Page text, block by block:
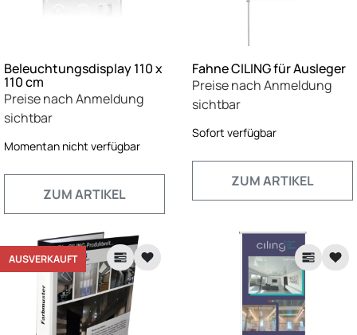
Beleuchtungsdisplay 110 x
110 cm
Preise nach Anmeldung
sichtbar
Momentan nicht verfügbar
ZUM ARTIKEL
Fahne CILING für Ausleger
Preise nach Anmeldung
sichtbar
Sofort verfügbar
ZUM ARTIKEL
AUSVERKAUFT